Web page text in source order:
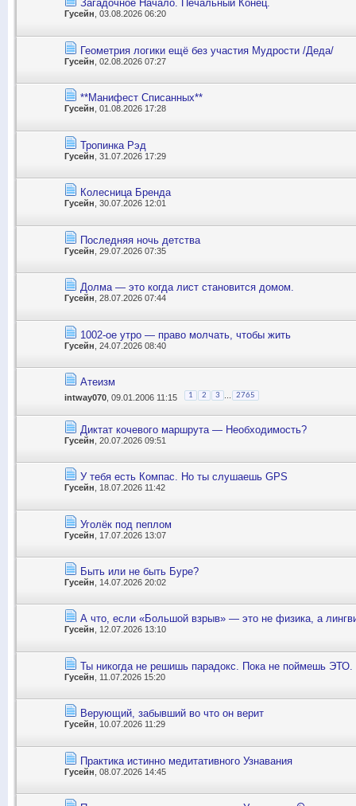
Загадочное Начало. Печальный Конец.
Гусейн , 03.08.2026 06:20
Геометрия логики ещё без участия Мудрости /Деда/
Гусейн , 02.08.2026 07:27
**Манифест Списанных**
Гусейн , 01.08.2026 17:28
Тропинка Рэд
Гусейн , 31.07.2026 17:29
Колесница Бренда
Гусейн , 30.07.2026 12:01
Последняя ночь детства
Гусейн , 29.07.2026 07:35
Долма — это когда лист становится домом.
Гусейн , 28.07.2026 07:44
1002-ое утро — право молчать, чтобы жить
Гусейн , 24.07.2026 08:40
Атеизм
intway070 , 09.01.2006 11:15 1 2 3 2765
Диктат кочевого маршрута — Необходимость?
Гусейн , 20.07.2026 09:51
У тебя есть Компас. Но ты слушаешь GPS
Гусейн , 18.07.2026 11:42
Уголёк под пеплом
Гусейн , 17.07.2026 13:07
Быть или не быть Буре?
Гусейн , 14.07.2026 20:02
А что, если «Большой взрыв» — это не физика, а
Гусейн, 12.07.2026 13:10
Ты никогда не решишь парадокс. Пока не поймешь ЭТО.
Гусейн , 11.07.2026 15:20
Верующий, забывший во что он верит
Гусейн, 10.07.2026 11:29
Практика истинно медитативного Узнавания
Гусейн , 08.07.2026 14:45